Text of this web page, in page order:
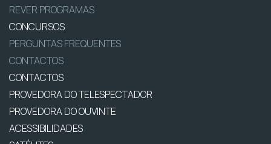
REVER PROGRAMAS
CONCURSOS
PERGUNTAS FREQUENTES
CONTACTOS
CONTACTOS
PROVEDORA DO TELESPECTADOR
PROVEDORA DO OUVINTE
ACESSIBILIDADES